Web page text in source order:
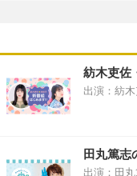
紡木吏佐
出演：紡
田丸篤志
出演：田